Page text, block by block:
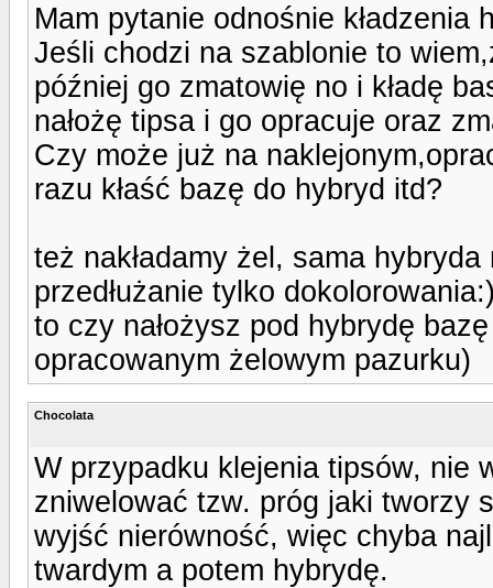
Mam pytanie odnośnie kładzenia
Jeśli chodzi na szablonie to
później go zmatowię no i kładę
nałożę tipsa i go opracuje oraz
Czy może już na
razu kłaść bazę do hybryd itd?
też nakładamy żel, sama
przedłużanie tylko
to czy nałożysz pod hybrydę
opracowanym żelowym pazurku)
Chocolata
W przypadku klejenia tipsów, nie
zniwelować tzw. próg jaki tworzy
wyjść nierówność, więc chyba
twardym a potem hybrydę.